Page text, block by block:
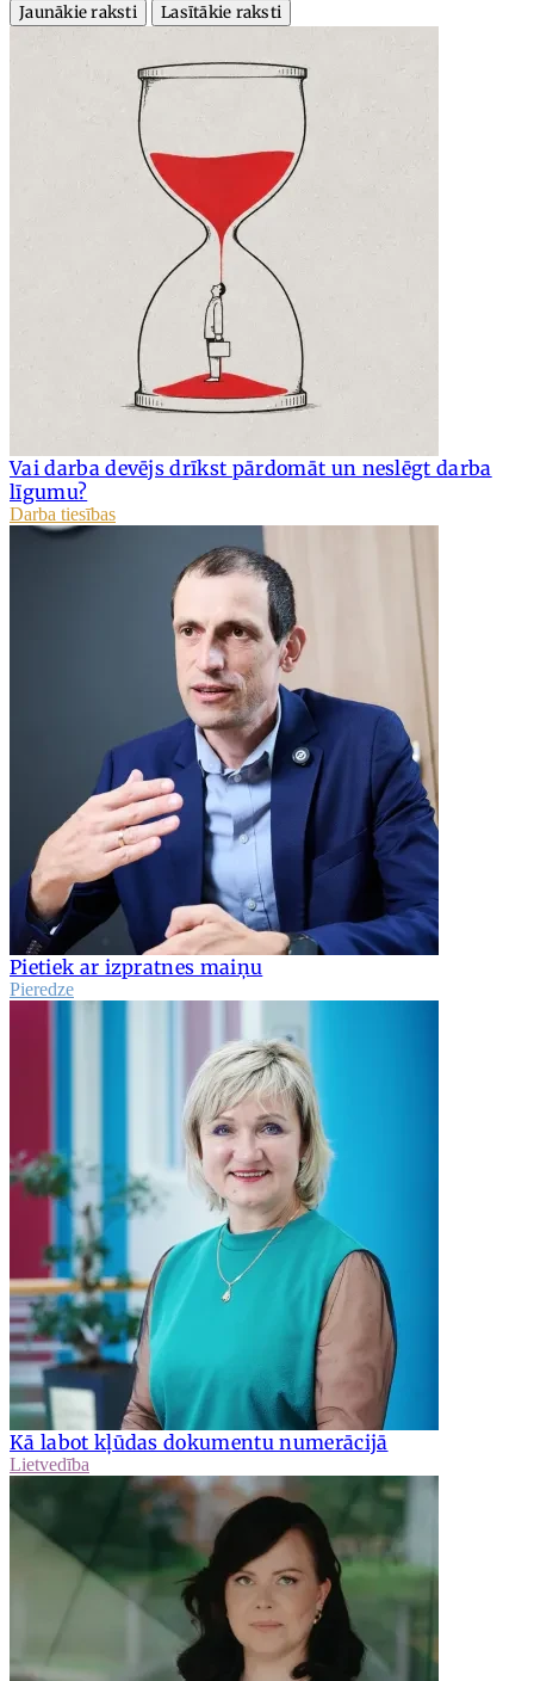
Jaunākie raksti
Lasītākie raksti
Vai darba devējs drīkst pārdomāt un neslēgt darba
līgumu?
Darba tiesības
Pietiek ar izpratnes maiņu
Pieredze
Kā labot kļūdas dokumentu numerācijā
Lietvedība